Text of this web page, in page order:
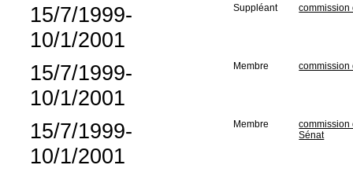
15/7/1999-
10/1/2001
Suppléant commission
15/7/1999-
10/1/2001
Membre commission
15/7/1999-
10/1/2001
Membre
commission
Sénat